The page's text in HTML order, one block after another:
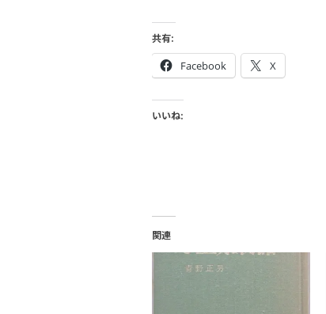
共有:
Facebook X
いいね:
関連